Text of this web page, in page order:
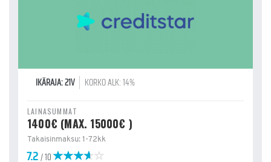
IKÄRAJA: 21V KORKO ALK: 14%
LAINASUMMAT
1400€ (MAX. 15000€ )
Takaisinmaksu: 1-72kk
7.2/ 10